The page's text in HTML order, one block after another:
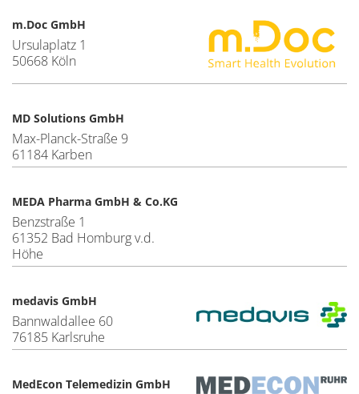
m.Doc GmbH
Ursulaplatz 1
50668 Köln
MD Solutions GmbH
Max-Planck-Straße 9
61184 Karben
MEDA Pharma GmbH & Co.KG
Benzstraße 1
61352 Bad Homburg v.d.
Höhe
medavis GmbH
Bannwaldallee 60
76185 Karlsruhe
MedEcon Telemedizin GmbH